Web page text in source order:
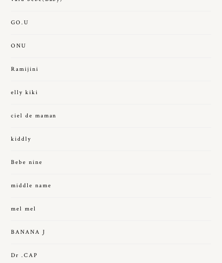
GO.U
ONU
Ramijini
elly kiki
ciel de maman
kiddly
Bebe nine
middle name
mel mel
BANANA J
Dr .CAP